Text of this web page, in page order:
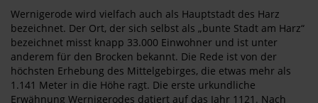
Wernigerode wird vielfach auch als Hauptstadt des Harz
bezeichnet. Der Ort, der sich selbst als „bunte Stadt am Harz“
bezeichnet misst knapp 33.000 Einwohner und ist unter
anderem für den Brocken bekannt. Die Rede ist von der
höchsten Erhebung des Mittelgebirges, die etwas mehr als
1.141 Meter in die Höhe ragt. Die erste urkundliche
Erwähnung Wernigerodes datiert auf das Jahr 1121. Nach